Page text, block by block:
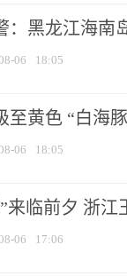
：黑龙江海南
06 18:05
至黄色 “白海
06 18:05
来临前夕 浙
06 17:06